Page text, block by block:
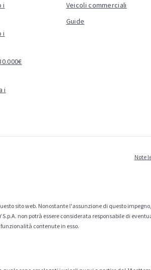
i
i
i
Veicoli commerciali
Guide
Note
sito web. Nonostante l'assunzione di questo
non potrà essere considerata responsabile di
contenute in esso.